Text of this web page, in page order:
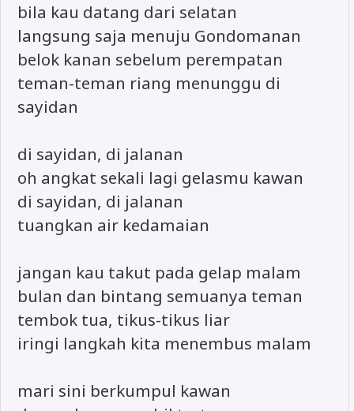
bila kau datang dari selatan
langsung saja menuju Gondomanan
belok kanan sebelum perempatan
teman-teman riang menunggu di
sayidan
di sayidan, di jalanan
oh angkat sekali lagi gelasmu kawan
di sayidan, di jalanan
tuangkan air kedamaian
jangan kau takut pada gelap malam
bulan dan bintang semuanya teman
tembok tua, tikus-tikus liar
iringi langkah kita menembus malam
mari sini berkumpul kawan